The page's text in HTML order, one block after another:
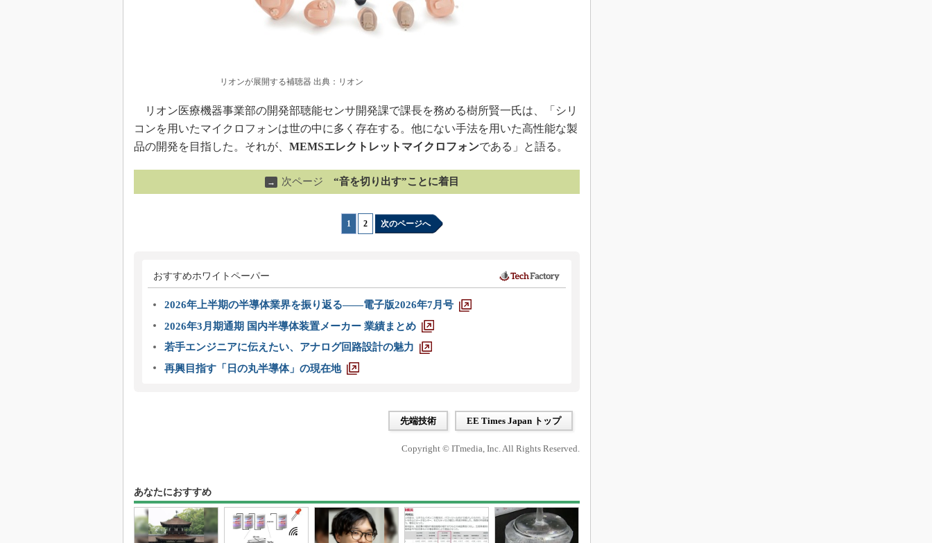
リオンが展開する補聴器 出典：リオン
リオン医療機器事業部の開発部聴能センサ開発課で課長を務める樹所賢一氏は、「シリ
コンを用いたマイクロフォンは世の中に多く存在する。他にない手法を用いた高性能な製
品の開発を目指した。それが、 MEMSエレクトレットマイクロフォンである」と語る。
→ 次ページ “音を切り出す”ことに着目
1 2 次のページへ
おすすめホワイトペーパー
2026年上半期の半導体業界を振り返る――電子版2026年7月号
2026年3月期通期 国内半導体装置メーカー 業績まとめ
若手エンジニアに伝えたい、アナログ回路設計の魅力
再興目指す「日の丸半導体」の現在地
先端技術 EE Times Japan トップ
Copyright © ITmedia, Inc. All Rights Reserved.
あなたにおすすめ